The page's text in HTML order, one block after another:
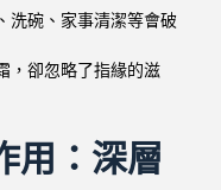
洗碗、家事清潔等會破
，卻忽略了指緣的滋
用：深層